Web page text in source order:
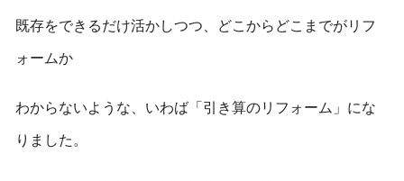
既存をできるだけ活かしつつ、どこからどこまでがリフ
ォームか
わからないような、いわば「引き算のリフォーム」にな
りました。